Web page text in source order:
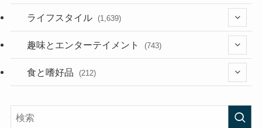
(187)
(118)
(181)
ライフスタイル (1,639)
(394)
(282)
趣味とエンターテイメント (743)
(56)
食と嗜好品 (212)